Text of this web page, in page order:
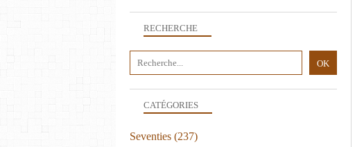
RECHERCHE
CATÉGORIES
Seventies (237)